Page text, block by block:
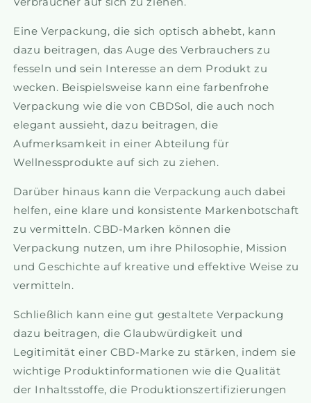
Eine Verpackung, die sich optisch abhebt, kann
dazu beitragen, das Auge des Verbrauchers zu
fesseln und sein Interesse an dem Produkt zu
wecken. Beispielsweise kann eine farbenfrohe
Verpackung wie die von CBDSol, die auch noch
elegant aussieht, dazu beitragen, die
Aufmerksamkeit in einer Abteilung für
Wellnessprodukte auf sich zu ziehen.
Darüber hinaus kann die Verpackung auch dabei
helfen, eine klare und konsistente Markenbotschaft
zu vermitteln. CBD-Marken können die
Verpackung nutzen, um ihre Philosophie, Mission
und Geschichte auf kreative und effektive Weise zu
vermitteln.
Schließlich kann eine gut gestaltete Verpackung
dazu beitragen, die Glaubwürdigkeit und
Legitimität einer CBD-Marke zu stärken, indem sie
wichtige Produktinformationen wie die Qualität
der Inhaltsstoffe, die Produktionszertifizierungen